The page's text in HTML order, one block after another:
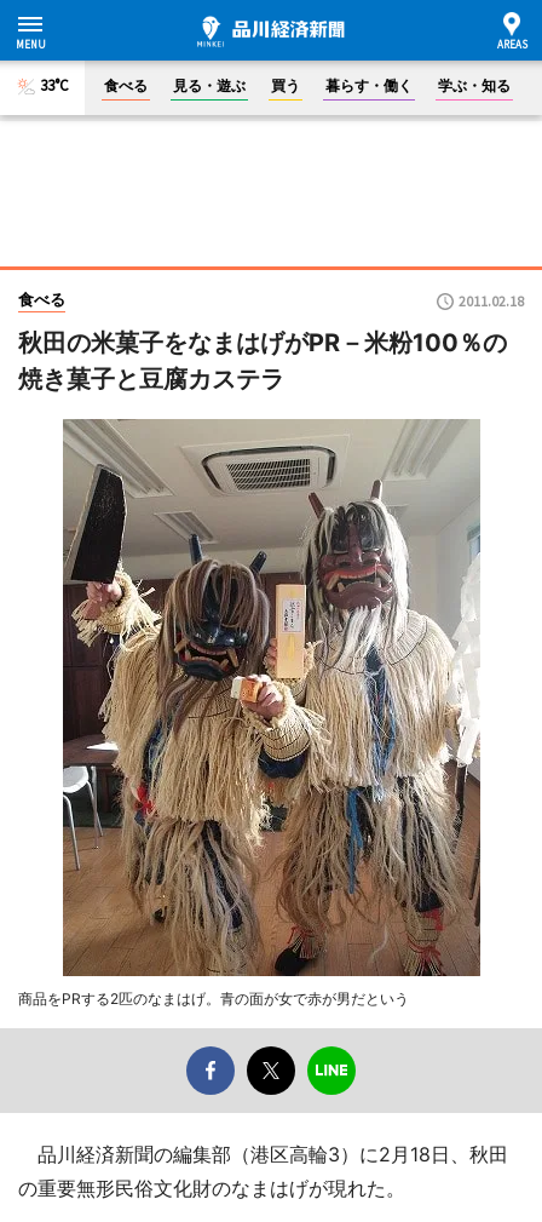
33°C 食べる 見る・遊ぶ 買う 暮らす・働く 学ぶ・知る
食べる 2011.02.18
秋田の米菓子をなまはげがPR－米粉100％の
焼き菓子と豆腐カステラ
商品をPRする2匹のなまはげ。青の面が女で赤が男だという
品川経済新聞の編集部（港区高輪3）に2月18日、秋田
の重要無形民俗文化財のなまはげが現れた。